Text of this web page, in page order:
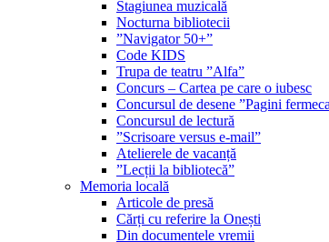
Stagiunea muzicală
Nocturna bibliotecii
”Navigator 50+”
Code KIDS
Trupa de teatru ”Alfa”
Concurs – Cartea pe care o iubesc
Concursul de desene ”Pagini
Concursul de lectură
”Scrisoare versus e-mail”
Atelierele de vacanță
”Lecții la bibliotecă”
Memoria locală
Articole de presă
Cărți cu referire la Onești
Din documentele vremii